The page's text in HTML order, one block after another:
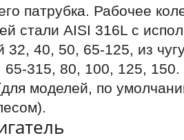
патрубка. Рабочее
стали AISI 316L с
32, 40, 50, 65-125, из
65-315, 80, 100, 125,
моделей, по